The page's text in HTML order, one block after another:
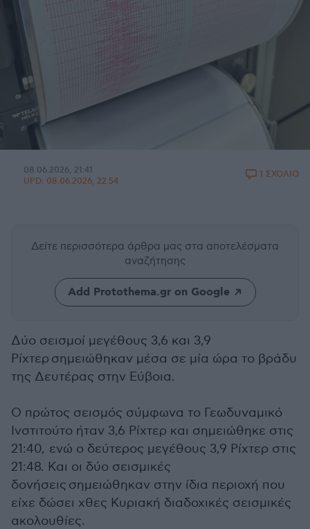
08.06.2026, 21:41
UPD: 08.06.2026, 22:54
1 ΣΧΟΛΙΟ
Δείτε περισσότερα άρθρα μας στα αποτελέσματα
αναζήτησης
Add Protothema.gr on Google
Δύο σεισμοί μεγέθους 3,6 και 3,9
Ρίχτερ σημειώθηκαν μέσα σε μία ώρα το βράδυ
της Δευτέρας στην Εύβοια.
Ο πρώτος σεισμός σύμφωνα το Γεωδυναμικό
Ινστιτούτο ήταν 3,6 Ρίχτερ και σημειώθηκε στις
21:40, ενώ ο δεύτερος μεγέθους 3,9 Ρίχτερ στις
21:48. Και οι δύο σεισμικές
δονήσεις σημειώθηκαν στην ίδια περιοχή που
είχε δώσει χθες Κυριακή διαδοχικές σεισμικές
ακολουθίες.